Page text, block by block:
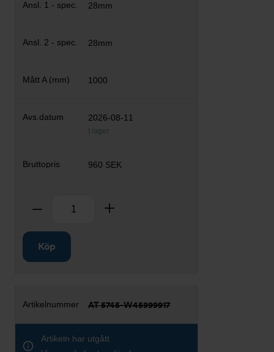
28mm
28mm
1000
2026-08-11
I lager
960 SEK
Ta bort
Köp
AT 5745-W45999917
Artikeln har utgått